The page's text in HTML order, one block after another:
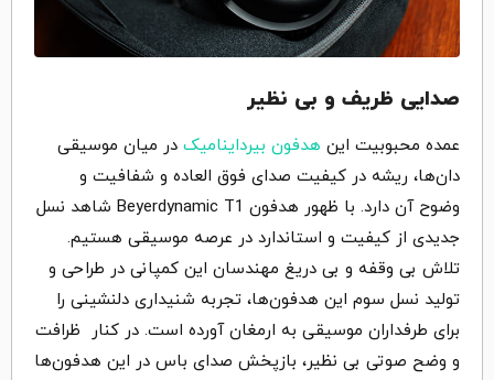
صدایی ظریف و بی نظیر
عمده محبوبیت این هدفون بیرداینامیک در میان موسیقی
دان‌ها، ریشه در کیفیت صدای فوق العاده و شفافیت و
وضوح آن دارد. با ظهور هدفون Beyerdynamic T1 شاهد نسل
جدیدی از کیفیت و استاندارد در عرصه موسیقی هستیم.
تلاش بی وقفه و بی دریغ مهندسان این کمپانی در طراحی و
تولید نسل سوم این هدفون‌ها، تجربه شنیداری دلنشینی را
برای طرفداران موسیقی به ارمغان آورده است. در کنار ظرافت
و وضح صوتی بی نظیر، بازپخش صدای باس در این هدفون‌ها